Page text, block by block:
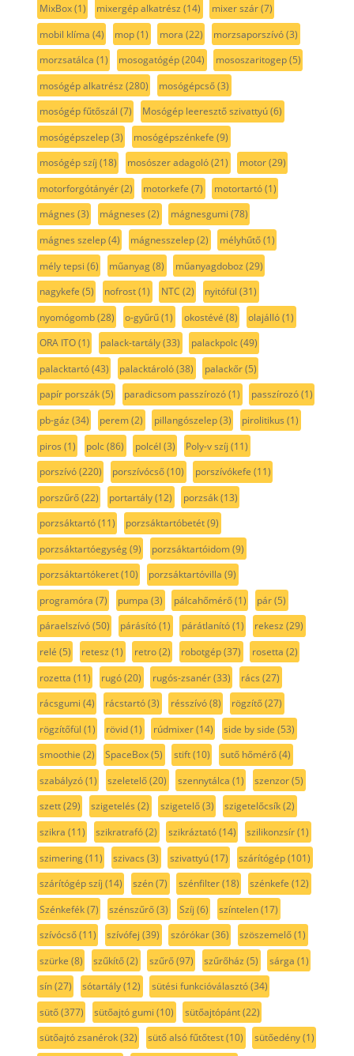
MixBox(1) mixergép alkatrész (14) mixer szár(7)
mobil klíma (4) mop(1) mora (22) morzsaporszívó(3)
morzsatálca (1) mosogatógép(204) mososzaritogep(5)
mosógép alkatrész (280) mosógépcső(3)
mosógép fűtőszál (7) Mosógép leeresztő szivattyú(6)
mosógépszelep(3) mosógépszénkefe (9)
mosógép szíj (18) mosószer adagoló(21) motor(29)
motorforgótányér(2) motorkefe (7) motortartó(1)
mágnes (3) mágneses (2) mágnesgumi (78)
mágnes szelep(4) mágnesszelep(2) mélyhűtő(1)
mély tepsi (6) műanyag(8) műanyagdoboz (29)
nagykefe (5) nofrost(1) NTC (2) nyitófül (31)
nyomógomb(28) o-gyűrű(1) okostévé (8) olajálló(1)
ORA ITO(1) palack-tartály(33) palackpolc(49)
palacktartó(43) palacktároló(38) palackőr(5)
papír porszák(5) paradicsom passzírozó(1) passzírozó(1)
pb-gáz (34) perem(2) pillangószelep(3) pirolitikus (1)
piros (1) polc(86) polcél (3) Poly-v szíj (11)
porszívó(220) porszívócső(10) porszívókefe (11)
porszűrő(22) portartály(12) porzsák(13)
porzsáktartó(11) porzsáktartóbetét(9)
porzsáktartóegység(9) porzsáktartóidom(9)
porzsáktartókeret(10) porzsáktartóvilla (9)
programóra (7) pumpa (3) pálcahőmérő(1) pár(5)
páraelszívó(50) párásító(1) párátlanító(1) rekesz (29)
relé (5) retesz (1) retro(2) robotgép(37) rosetta (2)
rozetta (11) rugó(20) rugós-zsanér(33) rács (27)
rácsgumi (4) rácstartó(3) résszívó(8) rögzítő(27)
rögzítőfül (1) rövid(1) rúdmixer(14) side by side (53)
smoothie (2) SpaceBox(5) stift(10) sutő hőmérő(4)
szabályzó(1) szeletelő(20) szennytálca (1) szenzor(5)
szett(29) szigetelés (2) szigetelő(3) szigetelőcsík(2)
szikra (11) szikratrafó(2) szikráztató(14) szilikonzsír(1)
szimering(11) szivacs (3) szivattyú(17) szárítógép(101)
szárítógép szíj (14) szén(7) szénfilter(18) szénkefe (12)
Szénkefék(7) szénszűrő(3) Szíj (6) színtelen(17)
szívócső(11) szívófej (39) szórókar(36) szöszemelő(1)
szürke (8) szűkítő(2) szűrő(97) szűrőház (5) sárga (1)
sín(27) sótartály(12) sütési funkcióválasztó(34)
sütő(377) sütőajtó gumi (10) sütőajtópánt(22)
sütőajtó zsanérok(32) sütő alsó fűtőtest(10) sütőedény(1)